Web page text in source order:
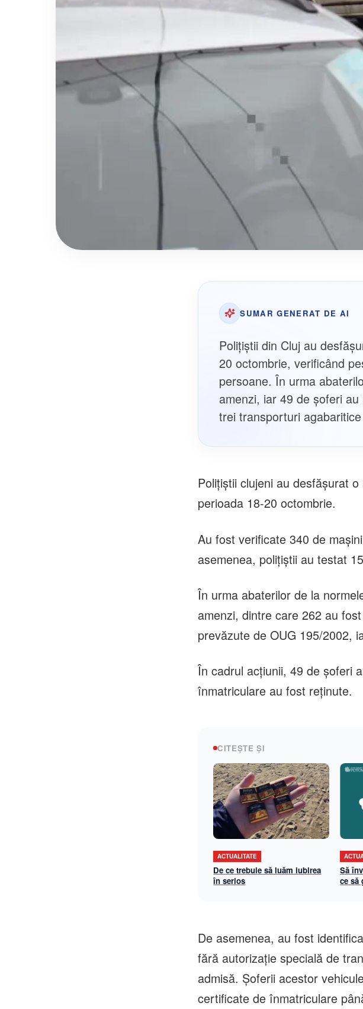
SUMAR GENERAT DE AI
Polițiștii din Cluj au
20 octombrie, verificând
persoane. În urma
amenzi, iar 49 de șoferi
trei transporturi
Polițiștii clujeni au desfășurat
perioada 18-20 octombrie.
Au fost verificate 340 de
asemenea, polițiștii au testat
În urma abaterilor de la
amenzi, dintre care 262 au
prevăzute de OUG 195/2002,
În cadrul acțiunii, 49 de șoferi
înmatriculare au fost reținute.
CITEȘTE ȘI
ACTUALITATE
De ce trebuie să luăm iubirea
în serios
Să
ce să
De asemenea, au fost
fără autorizație specială de
admisă. Șoferii acestor
certificate de înmatriculare